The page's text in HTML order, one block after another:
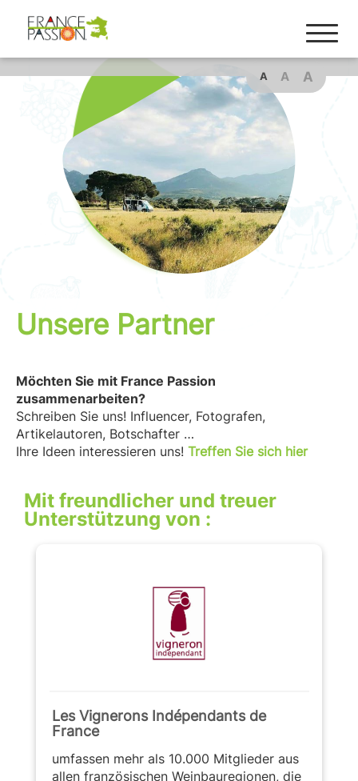
A A A
Unsere Partner
Möchten Sie mit France Passion
zusammenarbeiten?
Schreiben Sie uns! Influencer, Fotografen,
Artikelautoren, Botschafter …
Ihre Ideen interessieren uns! Treffen Sie sich hier
Mit freundlicher und treuer
Unterstützung von :
Les Vignerons Indépendants de
France
umfassen mehr als 10.000 Mitglieder aus
allen französischen Weinbauregionen, die